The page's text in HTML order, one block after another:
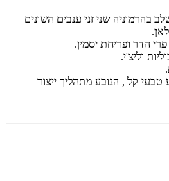
בהרמוניה שני זני ענבים השונים
הדר ופריחת יסמין.
וליצ'י.
טבעי קל , הנובע מתהליך ייצור